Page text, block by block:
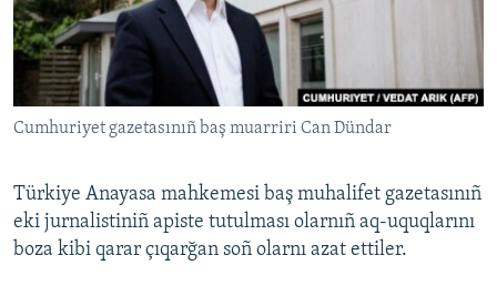
FİKİR
Русский
Українською
Cumhuriyet gazetasınıñ baş muarriri Can Dündar
Türkiye Anayasa mahkemesi baş muhalifet gazetasınıñ
eki jurnalistiniñ apiste tutulması olarnıñ aq-uquqlarını
boza kibi qarar çıqarğan soñ olarnı azat ettiler.